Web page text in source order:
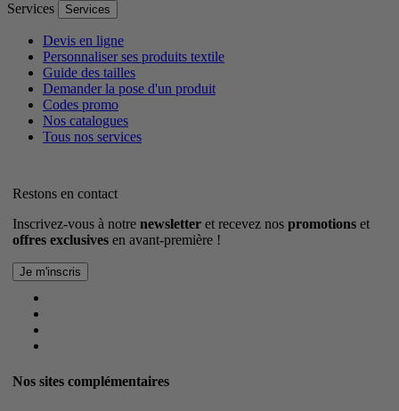
Services Services
Devis en ligne
Personnaliser ses produits textile
Guide des tailles
Demander la pose d'un produit
Codes promo
Nos catalogues
Tous nos services
Restons en contact
Inscrivez-vous à notre newsletter et recevez nos promotions et
offres exclusives en avant-première !
Nos sites complémentaires